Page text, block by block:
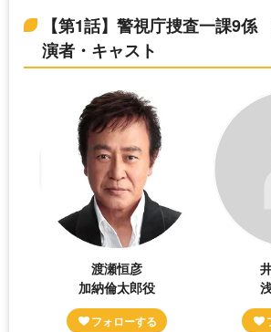
【第1話】警視庁捜査一課9
演者・キャスト
渡瀬恒彦
加納倫太郎役